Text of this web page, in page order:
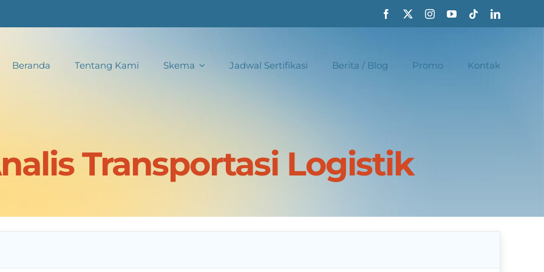
Beranda Tentang Kami Skema Jadwal Sertifikasi Berita / Blog Promo Kontak
Transportasi Logistik